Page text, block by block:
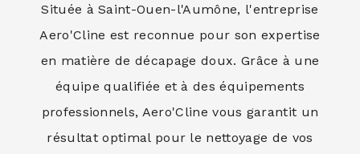
Située à Saint-Ouen-l'Aumône, l'entreprise
Aero'Cline est reconnue pour son expertise
en matière de décapage doux. Grâce à une
équipe qualifiée et à des équipements
professionnels, Aero'Cline vous garantit un
résultat optimal pour le nettoyage de vos